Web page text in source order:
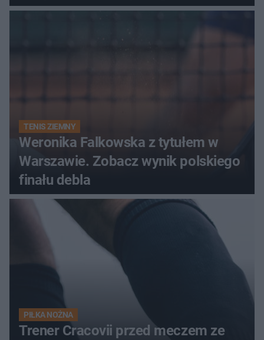
historii
TENIS ZIEMNY
Weronika Falkowska z tytułem w
Warszawie. Zobacz wynik polskiego
finału debla
PIŁKA NOŻNA
Trener Cracovii przed meczem ze